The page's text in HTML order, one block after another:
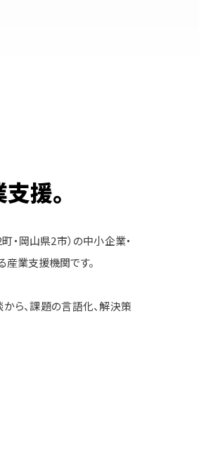
援。
岡山県2市）の中小企業・
業支援機関です。
ら、課題の言語化、解決策